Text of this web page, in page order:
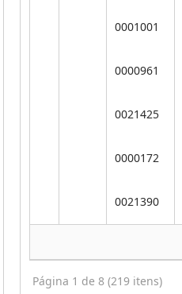
0001001
0000961
0021425
0000172
0021390
Página 1 de 8 (219 itens)